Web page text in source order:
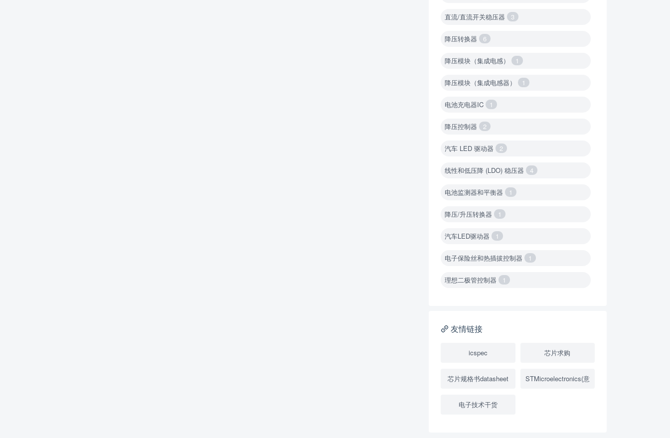
直流/直流开关稳压器 3
降压转换器 6
降压模块（集成电感） 1
降压模块（集成电感器） 1
电池充电器IC 1
降压控制器 2
汽车 LED 驱动器 2
线性和低压降 (LDO) 稳压器 4
电池监测器和平衡器 1
降压/升压转换器 1
汽车LED驱动器 1
电子保险丝和热插拔控制器 1
理想二极管控制器 1
降压转换器（继承开关）
USB隔离器 1
友情链接
icspec 芯片求购
芯片规格书datasheet STMicroelectronics(意
电子技术干货